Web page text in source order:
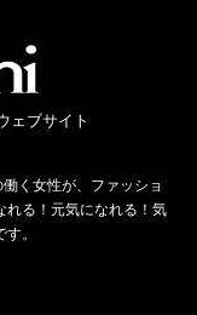
ェブサイト
く女性が、ファッショ
る！元気になれる！気
。